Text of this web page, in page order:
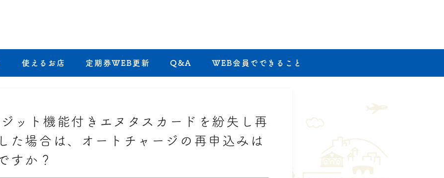
使えるお店 定期券WEB更新 Q&A WEB会員でできること
ット機能付きエヌタスカードを紛失し再
た場合は、オートチャージの再申込みは
すか？